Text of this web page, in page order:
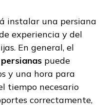
instalar una persiana
experiencia y del
En general, el
puede
y una hora para
tiempo necesario
correctamente,